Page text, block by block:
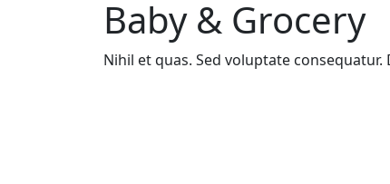
Baby & Grocery
Nihil et quas. Sed voluptate